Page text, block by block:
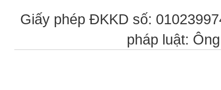
Giấy phép ĐKKD số:
pháp luật: